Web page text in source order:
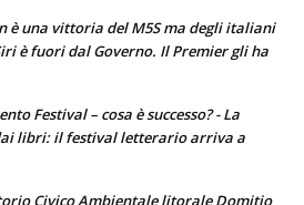
è una vittoria del M5S ma degli italiani
è fuori dal Governo. Il Premier gli ha
Festival – cosa è successo? - La
libri: il festival letterario arriva a
Civico Ambientale litorale Domitio